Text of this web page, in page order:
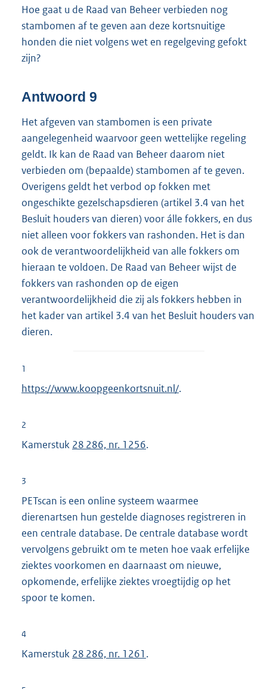
Hoe gaat u de Raad van Beheer verbieden nog
stambomen af te geven aan deze kortsnuitige
honden die niet volgens wet en regelgeving gefokt
zijn?
Antwoord 9
Het afgeven van stambomen is een private
aangelegenheid waarvoor geen wettelijke regeling
geldt. Ik kan de Raad van Beheer daarom niet
verbieden om (bepaalde) stambomen af te geven.
Overigens geldt het verbod op fokken met
ongeschikte gezelschapsdieren (artikel 3.4 van het
Besluit houders van dieren) voor álle fokkers, en dus
niet alleen voor fokkers van rashonden. Het is dan
ook de verantwoordelijkheid van alle fokkers om
hieraan te voldoen. De Raad van Beheer wijst de
fokkers van rashonden op de eigen
verantwoordelijkheid die zij als fokkers hebben in
het kader van artikel 3.4 van het Besluit houders van
dieren.
1
https://www.koopgeenkortsnuit.nl/.
2
Kamerstuk 28 286, nr. 1256.
3
PETscan is een online systeem waarmee
dierenartsen hun gestelde diagnoses registreren in
een centrale database. De centrale database wordt
vervolgens gebruikt om te meten hoe vaak erfelijke
ziektes voorkomen en daarnaast om nieuwe,
opkomende, erfelijke ziektes vroegtijdig op het
spoor te komen.
4
Kamerstuk 28 286, nr. 1261 .